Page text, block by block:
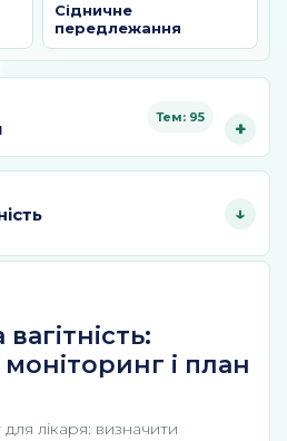
Сідничне
передлежання
Тем: 95
моніторинг і план
лікаря: визначити